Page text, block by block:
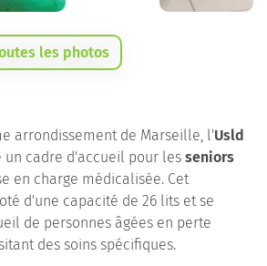
les photos
arrondissement de Marseille, l'Usld
un cadre d'accueil pour les seniors
en charge médicalisée. Cet
d'une capacité de 26 lits et se
de personnes âgées en perte
des soins spécifiques.